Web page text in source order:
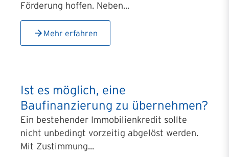
Förderung hoffen. Neben...
Mehr erfahren
Ist es möglich, eine
Baufinanzierung zu übernehmen?
Ein bestehender Immobilienkredit sollte
nicht unbedingt vorzeitig abgelöst werden.
Mit Zustimmung...